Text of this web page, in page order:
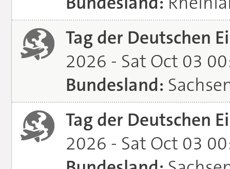
Tag der Deutschen
2026 - Sat Oct 03
Bundesland:
Tag der Deutschen
2026 - Sat Oct 03